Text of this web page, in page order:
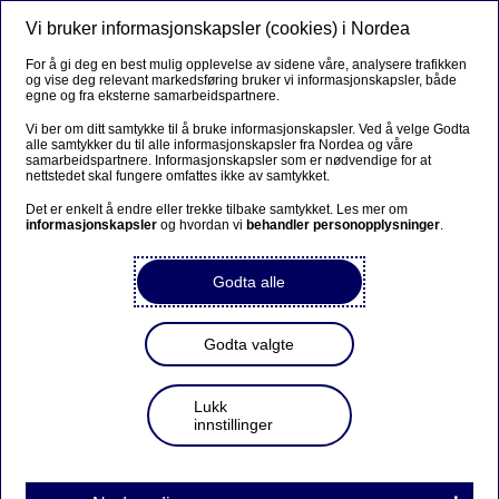
Lånesøknader
Snarvei til lånesøknader
Søk finansieringsbevis
Søk lån til energisparende tiltak
Vi bruker informasjonskapsler (cookies) i Nordea
For å gi deg en best mulig opplevelse av sidene våre, analysere trafikken
og vise deg relevant markedsføring bruker vi informasjonskapsler, både
egne og fra eksterne samarbeidspartnere.
Vi ber om ditt samtykke til å bruke informasjonskapsler. Ved å velge Godta
alle samtykker du til alle informasjonskapsler fra Nordea og våre
samarbeidspartnere. Informasjonskapsler som er nødvendige for at
nettstedet skal fungere omfattes ikke av samtykket.
Det er enkelt å endre eller trekke tilbake samtykket. Les mer om
informasjonskapsler og hvordan vi behandler personopplysninger.
Godta alle
Godta valgte
Lukk
innstillinger